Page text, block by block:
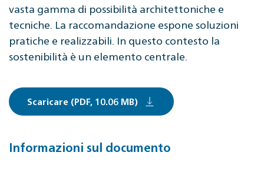
vasta gamma di possibilità architettoniche e
tecniche. La raccomandazione espone soluzioni
pratiche e realizzabili. In questo contesto la
sostenibilità è un elemento centrale.
Scaricare (PDF, 10.06 MB)
Informazioni sul documento